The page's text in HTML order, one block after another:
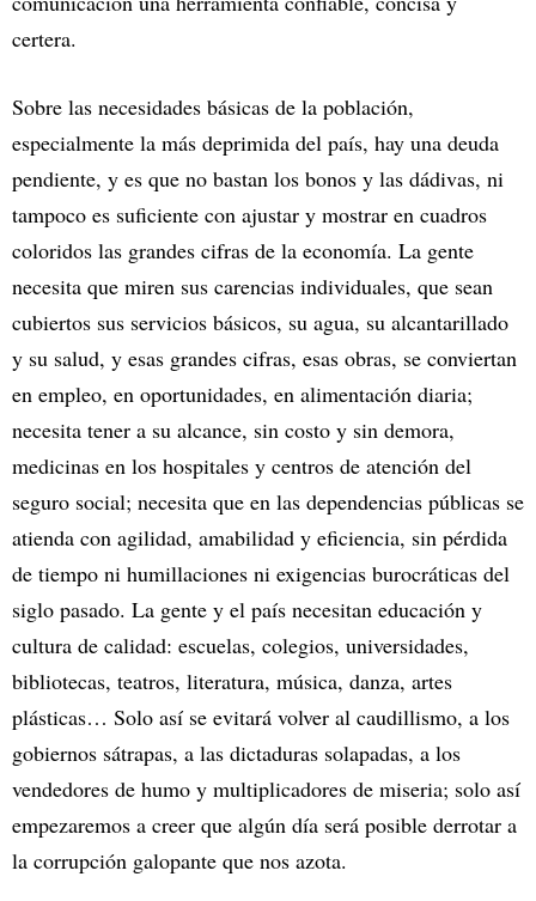
certera.
Sobre las necesidades básicas de la población,
especialmente la más deprimida del país, hay una deuda
pendiente, y es que no bastan los bonos y las dádivas, ni
tampoco es suficiente con ajustar y mostrar en cuadros
coloridos las grandes cifras de la economía. La gente
necesita que miren sus carencias individuales, que sean
cubiertos sus servicios básicos, su agua, su alcantarillado
y su salud, y esas grandes cifras, esas obras, se conviertan
en empleo, en oportunidades, en alimentación diaria;
necesita tener a su alcance, sin costo y sin demora,
medicinas en los hospitales y centros de atención del
seguro social; necesita que en las dependencias públicas se
atienda con agilidad, amabilidad y eficiencia, sin pérdida
de tiempo ni humillaciones ni exigencias burocráticas del
siglo pasado. La gente y el país necesitan educación y
cultura de calidad: escuelas, colegios, universidades,
bibliotecas, teatros, literatura, música, danza, artes
plásticas… Solo así se evitará volver al caudillismo, a los
gobiernos sátrapas, a las dictaduras solapadas, a los
vendedores de humo y multiplicadores de miseria; solo así
empezaremos a creer que algún día será posible derrotar a
la corrupción galopante que nos azota.